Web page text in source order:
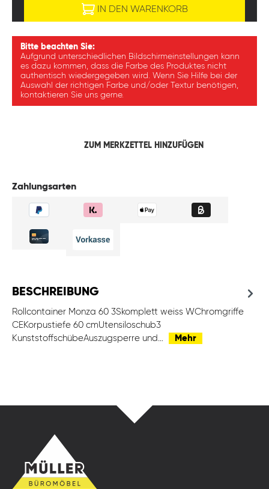
IN DEN WARENKORB
Bitte beachten Sie:
Aufgrund unterschiedlichen Bildschirmeinstellungen kann
es dazu kommen, dass die Farbe des Produktes nicht
authentisch wiedergegeben wird. Wenn Sie Hilfe bei der
Auswahl der richtigen Farbe und/oder Textur benötigen,
kontaktieren Sie uns gerne.
ZUM MERKZETTEL HINZUFÜGEN
Zahlungsarten
BESCHREIBUNG
Rollcontainer Monza 60 3Skomplett weiss WChromgriffe
CEKorpustiefe 60 cmUtensiloschub3
KunststoffschübeAuszugsperre und…
Mehr